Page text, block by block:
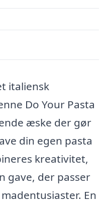
italiensk
Do Your Pasta
æske der gør
din egen pasta
kreativitet,
gave, der passer
En